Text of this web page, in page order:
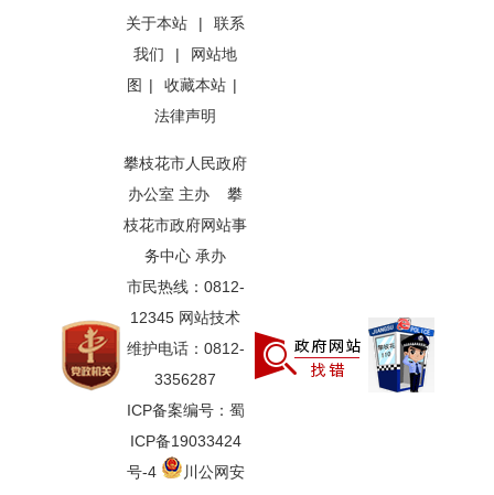
关于本站 |
联系
我们
|
网站地
图 | 收藏本站 |
法律声明
攀枝花市人民政府
办公室 主办 攀
枝花市政府网站事
务中心 承办
市民热线：0812-
12345 网站技术
维护电话：0812-
3356287
ICP备案编号：蜀
ICP备19033424
号-4
川公网安